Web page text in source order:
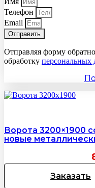
Телефон
Email
Отправить
Отправляя форму
обработку персональных
Ворота 3200×1900
новые
Заказать